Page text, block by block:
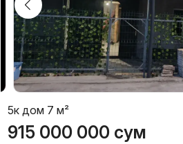
5к дом 7 м²
915 000 000 сум